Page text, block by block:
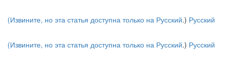
(Извините, но эта статья доступна только на Русский.) Русский
(Извините, но эта статья доступна только на Русский.) Русский